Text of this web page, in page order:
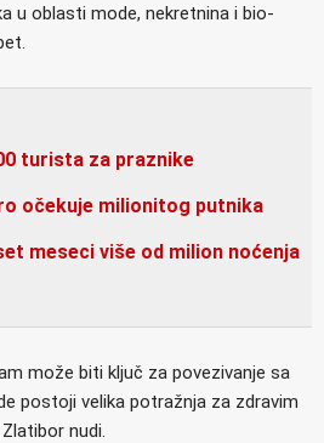
u oblasti mode, nekretnina i bio-
turista za praznike
očekuje milionitog putnika
meseci više od milion noćenja
može biti ključ za povezivanje sa
postoji velika potražnja za zdravim
nudi.